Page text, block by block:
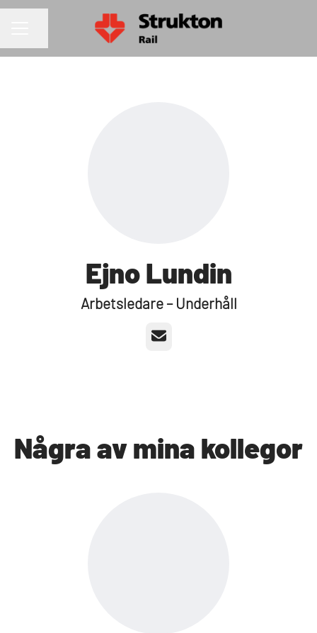
Ejno Lundin
Arbetsledare – Underhåll
E-post
Några av mina kollegor